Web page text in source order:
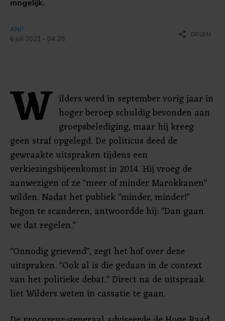
mogelijk.
ANP
6 juli 2021 - 04:28
share DELEN
W ilders werd in september vorig jaar in
hoger beroep schuldig bevonden aan
groepsbelediging, maar hij kreeg
geen straf opgelegd. De politicus deed de
gewraakte uitspraken tijdens een
verkiezingsbijeenkomst in 2014. Hij vroeg de
aanwezigen of ze "meer of minder Marokkanen"
wilden. Nadat het publiek "minder, minder!"
begon te scanderen, antwoordde hij: "Dan gaan
we dat regelen."
"Onnodig grievend", zegt het hof over deze
uitspraken. "Ook al is die gedaan in de context
van het politieke debat." Direct na de uitspraak
liet Wilders weten in cassatie te gaan.